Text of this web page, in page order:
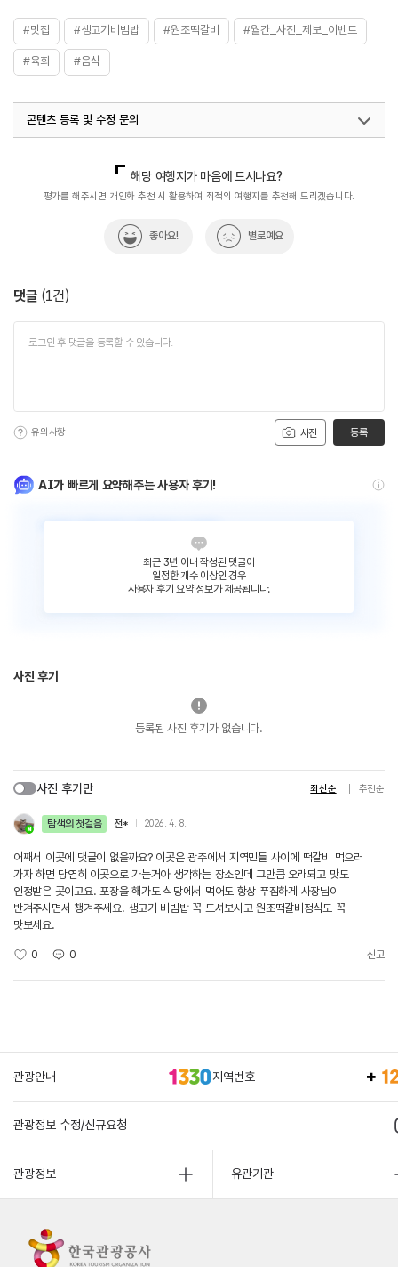
#맛집 #생고기비빔밥 #원조떡갈비 #월간_사진_제보_이벤트
#육회 #음식
콘텐츠 등록 및 수정 문의
해당 여행지가 마음에 드시나요?
평가를 해주시면 개인화 추천 시 활용하여 최적의 여행지를 추천해 드리겠습니다.
좋아요! 별로예요
댓글 (1건)
사진
유의사항 등록
AI가 빠르게 요약해주는 사용자 후기!
최근 3년 이내 작성된 댓글이
일정한 개수 이상인 경우
사용자 후기 요약 정보가 제공됩니다.
사진 후기
등록된 사진 후기가 없습니다.
사진 후기만 최신순 추천순
탐색의 첫걸음 전* 2026. 4. 8.
어째서 이곳에 댓글이 없을까요? 이곳은 광주에서 지역민들 사이에 떡갈비 먹으러
가자 하면 당연히 이곳으로 가는거아 생각하는 장소인데 그만큼 오래되고 맛도
인정받은 곳이고요. 포장을 해가도 식당에서 먹어도 항상 푸짐하게 사장님이
반겨주시면서 챙겨주세요. 생고기 비빔밥 꼭 드셔보시고 원조떡갈비정식도 꼭
맛보세요.
0 0 신고
관광안내 지역번호
관광정보 수정/신규요청
관광정보 유관기관